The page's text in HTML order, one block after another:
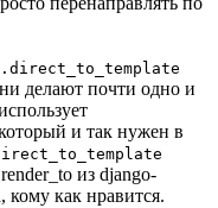
делают почти одно и
и так нужен в
из django-
кому как нравится.